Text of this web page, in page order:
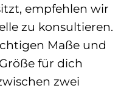
empfehlen wir
zu konsultieren.
Maße und
für dich
zwei